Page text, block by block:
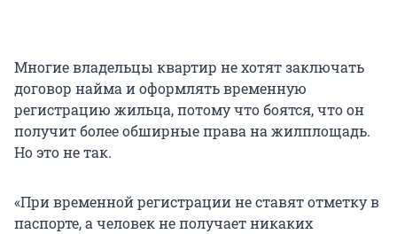
Многие владельцы квартир не хотят заключать
договор найма и оформлять временную
регистрацию жильца, потому что боятся, что он
получит более обширные права на жилплощадь.
Но это не так.
«При временной регистрации не ставят отметку в
паспорте, а человек не получает никаких